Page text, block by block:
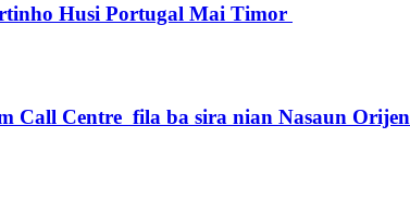
Husi Portugal Mai Timor
Call Centre fila ba sira nian Nasaun Orijen